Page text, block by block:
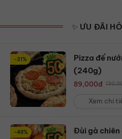
✨ ƯU ĐÃI
-31%
Pizza đế
(240g)
89,000đ
Xem chi
-48% Đùi gà